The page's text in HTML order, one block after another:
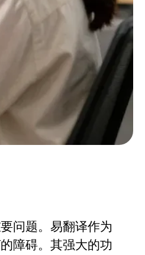
问题。易翻译作为
障碍。其强大的功